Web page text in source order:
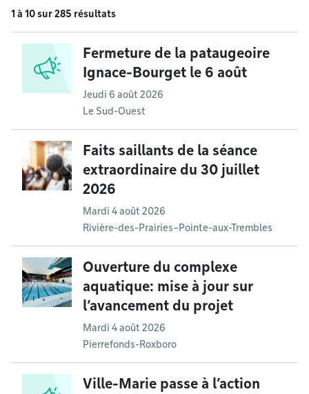
1 à 10 sur 285 résultats
Fermeture de la pataugeoire
Ignace-Bourget le 6 août
Jeudi 6 août 2026
Le Sud-Ouest
Faits saillants de la séance
extraordinaire du 30 juillet
2026
Mardi 4 août 2026
Rivière-des-Prairies–Pointe-aux-Trembles
Ouverture du complexe
aquatique: mise à jour sur
l’avancement du projet
Mardi 4 août 2026
Pierrefonds-Roxboro
Ville-Marie passe à l’action